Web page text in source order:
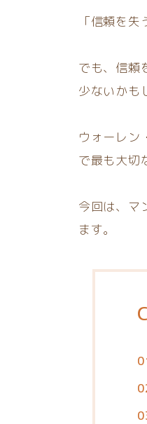
「信頼を
でも、信頼
少ないかも
ウォーレン
で最も大切
今回は、マ
ます。